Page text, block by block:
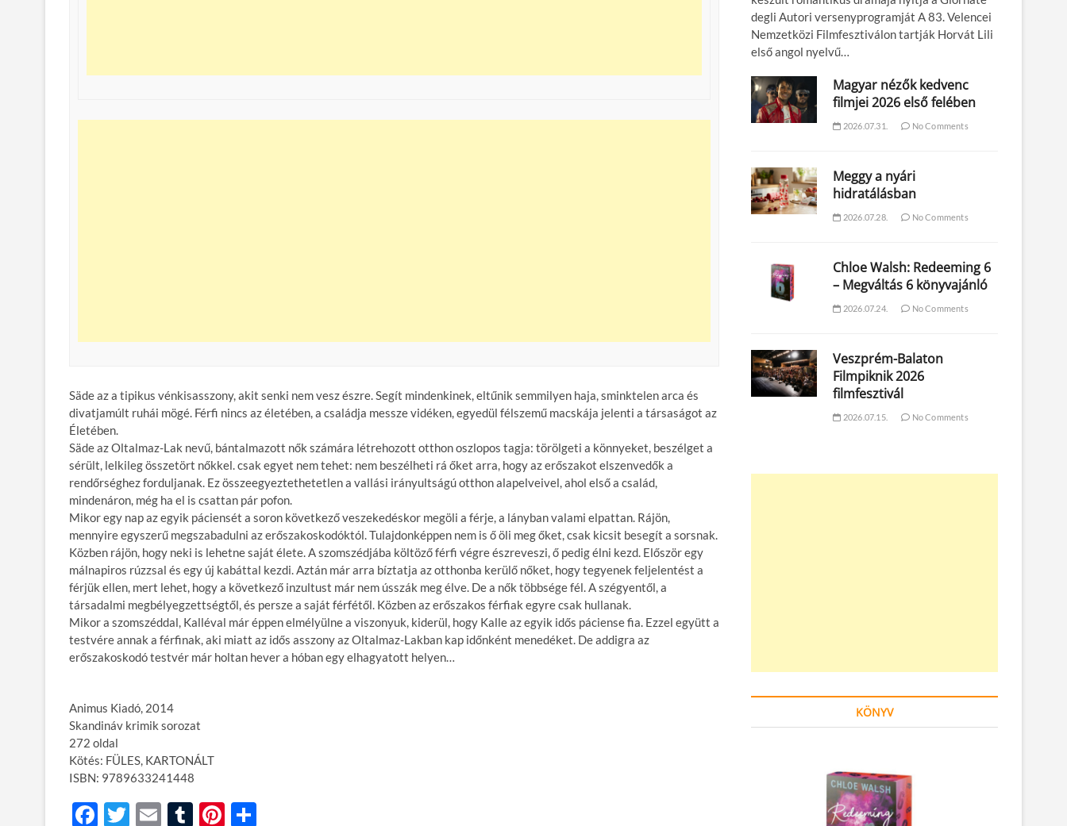
Säde az a tipikus vénkisasszony, akit senki nem vesz észre. Segít mindenkinek, eltűnik semmilyen haja, sminktelen arca és
divatjamúlt ruhái mögé. Férfi nincs az életében, a családja messze vidéken, egyedül félszemű macskája jelenti a társaságot az
Életében.
Säde az Oltalmaz-Lak nevű, bántalmazott nők számára létrehozott otthon oszlopos tagja: törölgeti a könnyeket, beszélget a
sérült, lelkileg összetört nőkkel. csak egyet nem tehet: nem beszélheti rá őket arra, hogy az erőszakot elszenvedők a
rendőrséghez forduljanak. Ez összeegyeztethetetlen a vallási irányultságú otthon alapelveivel, ahol első a család,
mindenáron, még ha el is csattan pár pofon.
Mikor egy nap az egyik páciensét a soron következő veszekedéskor megöli a férje, a lányban valami elpattan. Rájön,
mennyire egyszerű megszabadulni az erőszakoskodóktól. Tulajdonképpen nem is ő öli meg őket, csak kicsit besegít a sorsnak.
Közben rájön, hogy neki is lehetne saját élete. A szomszédjába költöző férfi végre észreveszi, ő pedig élni kezd. Először egy
málnapiros rúzzsal és egy új kabáttal kezdi. Aztán már arra bíztatja az otthonba kerülő nőket, hogy tegyenek feljelentést a
férjük ellen, mert lehet, hogy a következő inzultust már nem ússzák meg élve. De a nők többsége fél. A szégyentől, a
társadalmi megbélyegzettségtől, és persze a saját férfétől. Közben az erőszakos férfiak egyre csak hullanak.
Mikor a szomszéddal, Kalléval már éppen elmélyülne a viszonyuk, kiderül, hogy Kalle az egyik idős páciense fia. Ezzel együtt a
testvére annak a férfinak, aki miatt az idős asszony az Oltalmaz-Lakban kap időnként menedéket. De addigra az
erőszakoskodó testvér már holtan hever a hóban egy elhagyatott helyen…
Animus Kiadó, 2014
Skandináv krimik sorozat
272 oldal
Kötés: FÜLES, KARTONÁLT
ISBN: 9789633241448
F
T
E
T
Pi
degli Autori versenyprogramját A 83. Velencei
Nemzetközi Filmfesztiválon tartják Horvát Lili
első angol nyelvű…
Magyar nézők kedvenc
filmjei 2026 első felében
2026.07.31. No Comments
Meggy a nyári
hidratálásban
2026.07.28. No Comments
Chloe Walsh: Redeeming 6
– Megváltás 6 könyvajánló
2026.07.24. No Comments
Veszprém-Balaton
Filmpiknik 2026
filmfesztivál
2026.07.15. No Comments
KÖNYV